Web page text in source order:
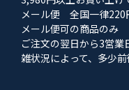
メール便 全国一律220
メール便可の商品のみ
ご注文の翌日から3営業
雑状況によって、多少